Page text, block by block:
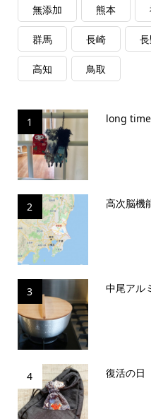
無添加 熊本
群馬 長崎
高知 鳥取
1 long time
2 高次脳機
3 中尾アル
4 復活の日